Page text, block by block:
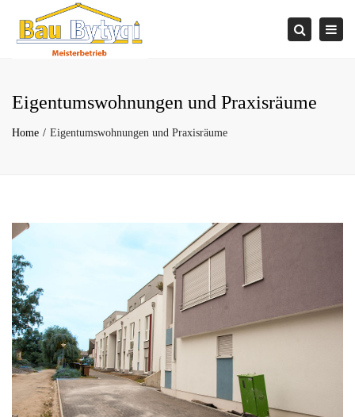
Search
Eigentumswohnungen und Praxisräume
Home Eigentumswohnungen und Praxisräume